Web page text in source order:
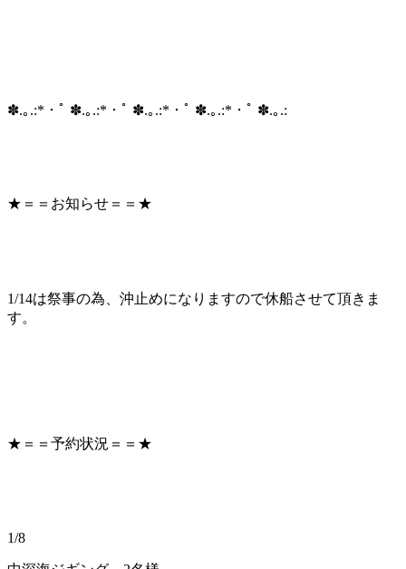
✽.｡.:*・ﾟ ✽.｡.:*・ﾟ ✽.｡.:*・ﾟ ✽.｡.:*・ﾟ ✽.｡.:
★＝＝お知らせ＝＝★
1/14は祭事の為、沖止めになりますので休船させて頂きま
す。
★＝＝予約状況＝＝★
1/8